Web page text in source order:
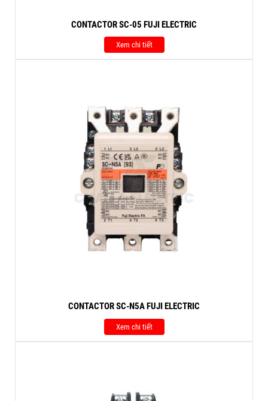
CONTACTOR SC-05 FUJI ELECTRIC
Xem chi tiết
CONTACTOR SC-N5A FUJI ELECTRIC
Xem chi tiết